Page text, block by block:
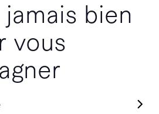
jamais bien
vous